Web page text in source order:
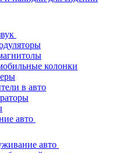
колонки
в авто
авто
авто